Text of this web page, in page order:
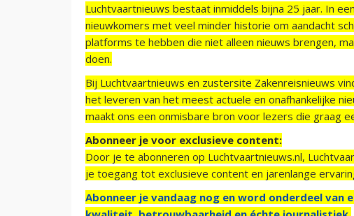
Luchtvaartnieuws bestaat inmiddels bijna 25 jaar. In
nieuwkomers met veel minder historie om aandacht
platforms te hebben die niet alleen nieuws brengen,
doen.
Bij Luchtvaartnieuws en zustersite Zakenreisnieuws
het leveren van het meest actuele en onafhankelijke
maakt ons een onmisbare bron voor lezers die graag
Abonneer je voor exclusieve content:
Door je te abonneren op Luchtvaartnieuws.nl,
je toegang tot exclusieve content en jarenlange
Abonneer je vandaag nog en word onderdeel van